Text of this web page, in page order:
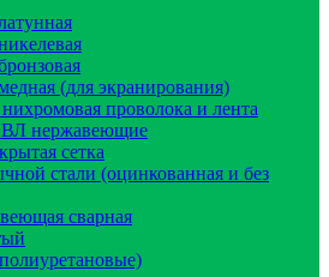
(для экранирования)
проволока и лента
нержавеющие
сетка
стали (оцинкованная и без
сварная